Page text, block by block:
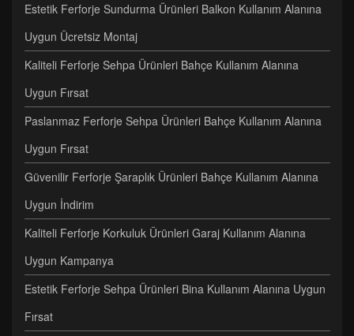
Estetik Ferforje Sundurma Ürünleri Balkon Kullanım Alanına
Uygun Ücretsiz Montaj
Kaliteli Ferforje Sehpa Ürünleri Bahçe Kullanım Alanına
Uygun Fırsat
Paslanmaz Ferforje Sehpa Ürünleri Bahçe Kullanım Alanına
Uygun Fırsat
Güvenilir Ferforje Şaraplık Ürünleri Bahçe Kullanım Alanına
Uygun İndirim
Kaliteli Ferforje Korkuluk Ürünleri Garaj Kullanım Alanına
Uygun Kampanya
Estetik Ferforje Sehpa Ürünleri Bina Kullanım Alanına Uygun
Fırsat